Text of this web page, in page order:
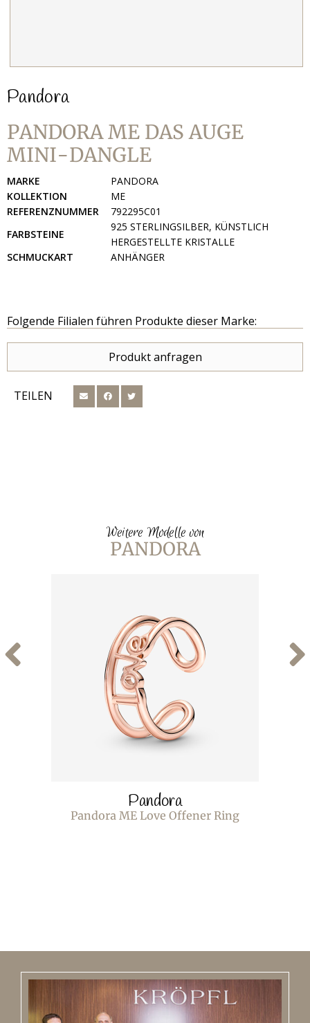
Pandora
PANDORA ME DAS AUGE
MINI-DANGLE
MARKE
PANDORA
KOLLEKTION
ME
REFERENZNUMMER
792295C01
FARBSTEINE
925 STERLINGSILBER, KÜNSTLICH
HERGESTELLTE KRISTALLE
SCHMUCKART
ANHÄNGER
Folgende Filialen führen Produkte dieser Marke:
Produkt anfragen
TEILEN
Weitere Modelle von
PANDORA
Pandora
Pandora ME Love Offener Ring